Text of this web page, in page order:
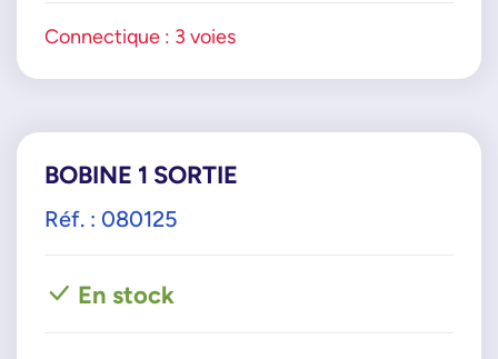
Connectique : 3 voies
BOBINE 1 SORTIE
Réf. : 080125
En stock